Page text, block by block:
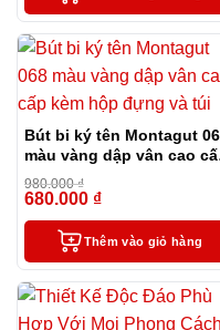
Bút bi ký tên Montagut
màu vàng dập vân cao
kèm hộp đựng và túi
980.000₫
680.000 ₫
Thêm vào giỏ hàng